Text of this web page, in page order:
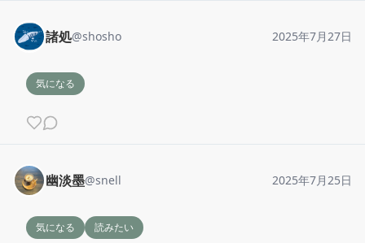
諸処@shosho 2025年7月27日
気になる
幽淡墨@snell 2025年7月25日
気になる 読みたい